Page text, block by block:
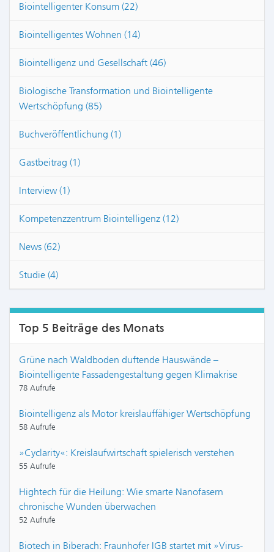
Biointelligenter Konsum (22)
Biointelligentes Wohnen (14)
Biointelligenz und Gesellschaft (46)
Biologische Transformation und Biointelligente
Wertschöpfung (85)
Buchveröffentlichung (1)
Gastbeitrag (1)
Interview (1)
Kompetenzzentrum Biointelligenz (12)
News (62)
Studie (4)
Top 5 Beiträge des Monats
Grüne nach Waldboden duftende Hauswände –
Biointelligente Fassadengestaltung gegen Klimakrise
78 Aufrufe
Biointelligenz als Motor kreislauffähiger Wertschöpfung
58 Aufrufe
»Cyclarity«: Kreislaufwirtschaft spielerisch verstehen
55 Aufrufe
Hightech für die Heilung: Wie smarte Nanofasern
chronische Wunden überwachen
52 Aufrufe
Biotech in Biberach: Fraunhofer IGB startet mit »Virus-